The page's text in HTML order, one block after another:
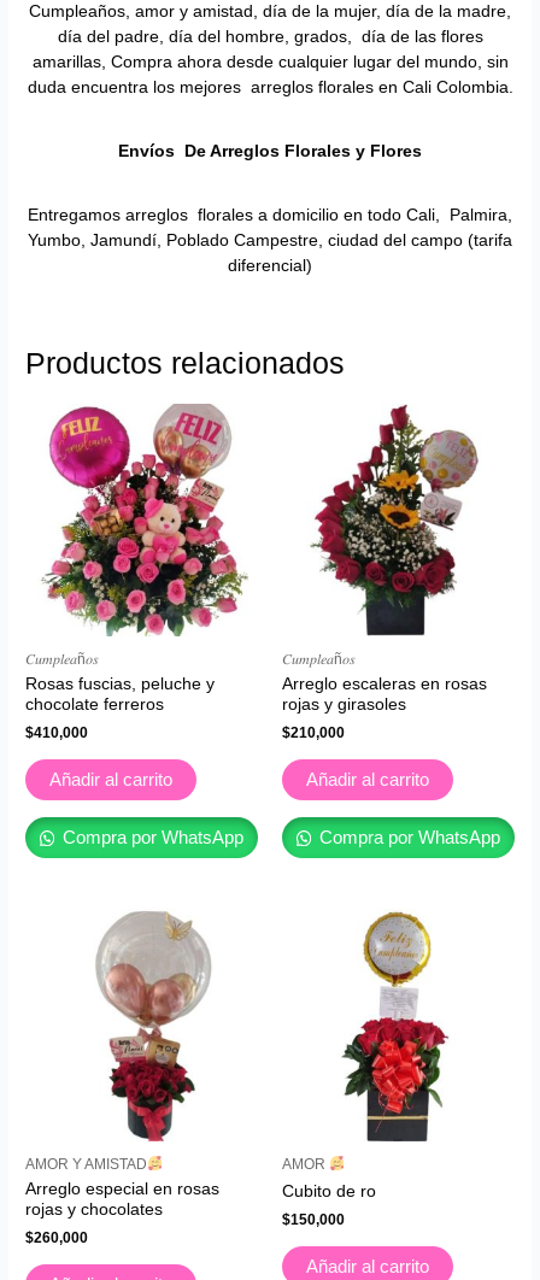
Cumpleaños, amor y amistad, día de la mujer, día de la madre,
día del padre, día del hombre, grados, día de las flores
amarillas, Compra ahora desde cualquier lugar del mundo, sin
duda encuentra los mejores arreglos florales en Cali Colombia.
Envíos De Arreglos Florales y Flores
Entregamos arreglos florales a domicilio en todo Cali, Palmira,
Yumbo, Jamundí, Poblado Campestre, ciudad del campo (tarifa
diferencial)
Productos relacionados
𝐶𝑢𝑚𝑝𝑙𝑒𝑎ñ𝑜𝑠
Rosas fuscias, peluche y
chocolate ferreros
$410,000
Añadir al carrito
Compra por WhatsApp
𝐶𝑢𝑚𝑝𝑙𝑒𝑎ñ𝑜𝑠
Arreglo escaleras en rosas
rojas y girasoles
$210,000
Añadir al carrito
Compra por WhatsApp
AMOR Y AMISTAD
Arreglo especial en rosas
rojas y chocolates
$260,000
AMOR
Cubito de ro
$150,000
Añadir al carrito